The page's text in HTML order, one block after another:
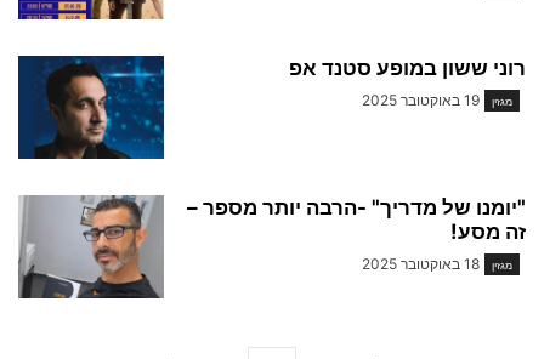
רוני ששון במופע סטנד אפ
מגזין 19 באוקטובר 2025
"יומנו של מדריך" -הרבה יותר מספר –
זה מסע!
מגזין 18 באוקטובר 2025